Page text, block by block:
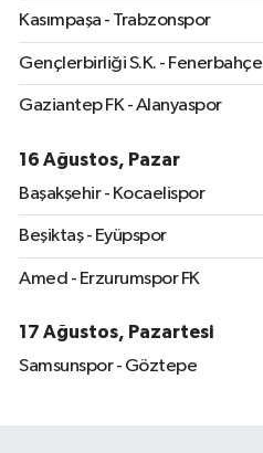
Kasımpaşa - Trabzonspor
Gençlerbirliği S.K. - Fenerbahçe
Gaziantep FK - Alanyaspor
16 Ağustos, Pazar
Başakşehir - Kocaelispor
Beşiktaş - Eyüpspor
Amed - Erzurumspor FK
17 Ağustos, Pazartesi
Samsunspor - Göztepe